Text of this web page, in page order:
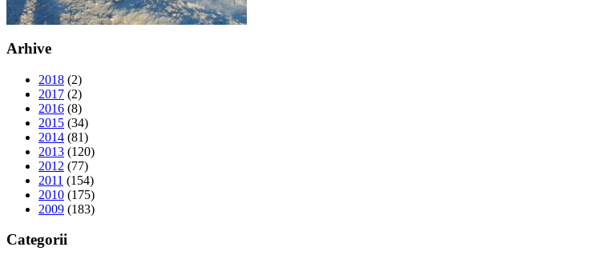
Arhive
2018 (2)
2017 (2)
2016 (8)
2015 (34)
2014 (81)
2013 (120)
2012 (77)
2011 (154)
2010 (175)
2009 (183)
Categorii